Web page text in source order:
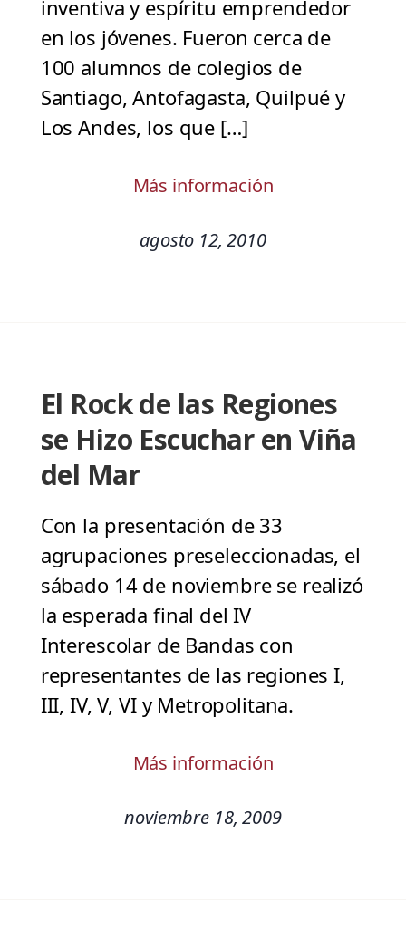
inventiva y espíritu emprendedor
en los jóvenes. Fueron cerca de
100 alumnos de colegios de
Santiago, Antofagasta, Quilpué y
Los Andes, los que […]
Más información
agosto 12, 2010
El Rock de las Regiones
se Hizo Escuchar en Viña
del Mar
Con la presentación de 33
agrupaciones preseleccionadas, el
sábado 14 de noviembre se realizó
la esperada final del IV
Interescolar de Bandas con
representantes de las regiones I,
III, IV, V, VI y Metropolitana.
Más información
noviembre 18, 2009